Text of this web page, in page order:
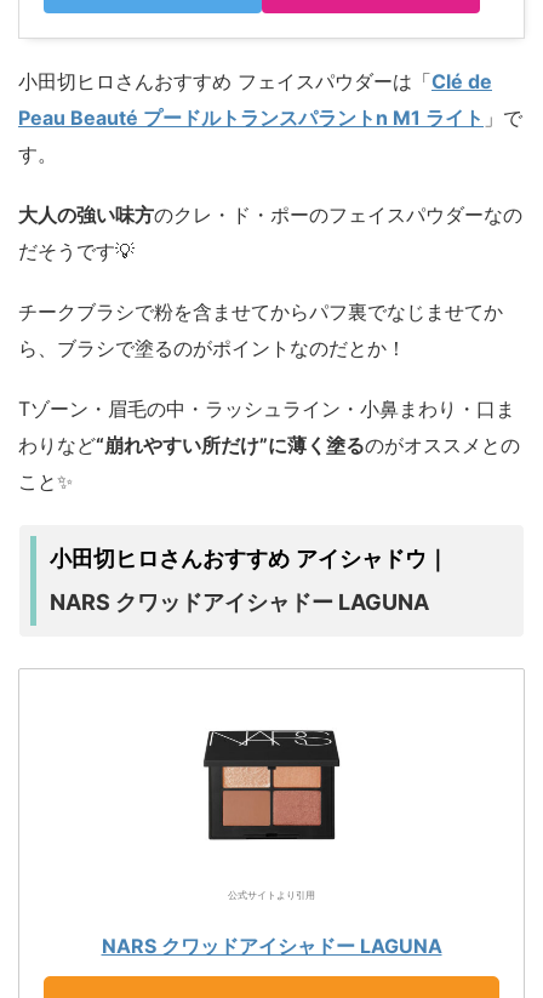
小田切ヒロさんおすすめ フェイスパウダーは「Clé de
Peau Beauté プードルトランスパラントn M1 ライト 」で
す。
大人の強い味方のクレ・ド・ポーのフェイスパウダーなの
だそうです💡
チークブラシで粉を含ませてからパフ裏でなじませてか
ら、ブラシで塗るのがポイントなのだとか！
Tゾーン・眉毛の中・ラッシュライン・小鼻まわり・口ま
わりなど“崩れやすい所だけ”に薄く塗るのがオススメとの
こと✨️
小田切ヒロさんおすすめ アイシャドウ｜
NARS クワッドアイシャドー LAGUNA
公式サイトより引用
NARS クワッドアイシャドー LAGUNA